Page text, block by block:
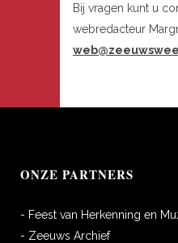
Bij vragen kunt u
webredacteur
ONZE PARTNERS
- Feest van Herkenning en
- Zeeuws Archief